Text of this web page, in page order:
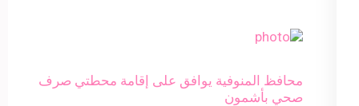
محافظ المنوفية يوافق على إقامة محطتي صرف
صحي بأشمون